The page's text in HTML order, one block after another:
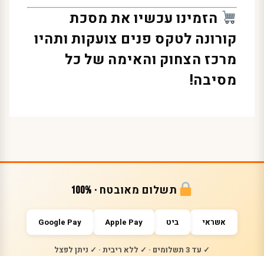
הזמינו עכשיו את מסכת
קורונה לטקס פנים צועקות ותהיו
מרכז הצחוק והאימה של כל
מסיבה!
תשלום מאובטח · 100%
אשראי ביט Apple Pay
Google Pay
✓ עד 3 תשלומים · ✓ ללא ריבית · ✓ ניתן לפצל